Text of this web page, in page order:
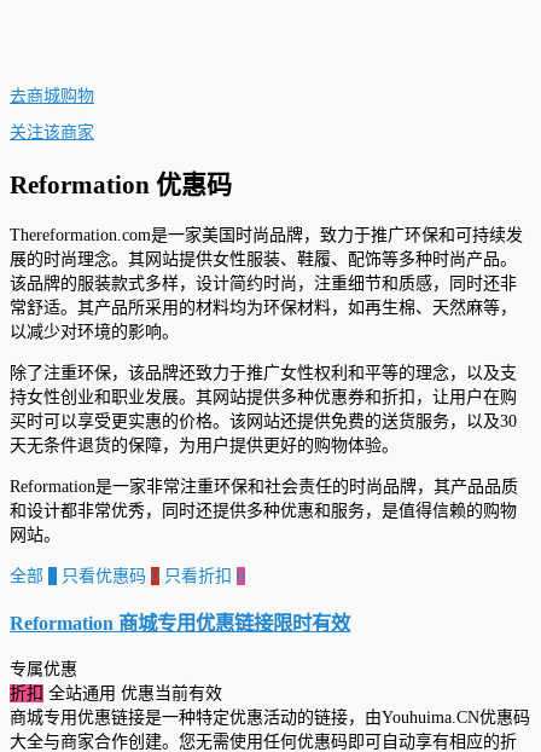
去商城购物
关注该商家
Reformation 优惠码
Thereformation.com是一家美国时尚品牌，致力于推广环保和可持续发
展的时尚理念。其网站提供女性服装、鞋履、配饰等多种时尚产品。
该品牌的服装款式多样，设计简约时尚，注重细节和质感，同时还非
常舒适。其产品所采用的材料均为环保材料，如再生棉、天然麻等，
以减少对环境的影响。
除了注重环保，该品牌还致力于推广女性权利和平等的理念，以及支
持女性创业和职业发展。其网站提供多种优惠券和折扣，让用户在购
买时可以享受更实惠的价格。该网站还提供免费的送货服务，以及30
天无条件退货的保障，为用户提供更好的购物体验。
Reformation是一家非常注重环保和社会责任的时尚品牌，其产品品质
和设计都非常优秀，同时还提供多种优惠和服务，是值得信赖的购物
网站。
全部 只看优惠码 0 只看折扣 0
Reformation 商城专用优惠链接限时有效
专属优惠
折扣
全站通用 优惠当前有效
商城专用优惠链接是一种特定优惠活动的链接，由Youhuima.CN优惠码
大全与商家合作创建。您无需使用任何优惠码即可自动享有相应的折